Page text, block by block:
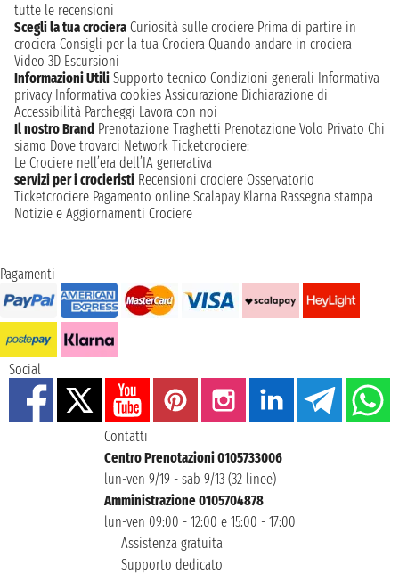
tutte le recensioni
Scegli la tua crociera Curiosità sulle crociere Prima di partire in
crociera Consigli per la tua Crociera Quando andare in crociera
Video 3D Escursioni
Informazioni Utili Supporto tecnico Condizioni generali Informativa
privacy Informativa cookies Assicurazione Dichiarazione di
Accessibilità Parcheggi Lavora con noi
Il nostro Brand Prenotazione Traghetti Prenotazione Volo Privato Chi
siamo Dove trovarci Network Ticketcrociere:
Le Crociere nell’era dell’IA generativa
servizi per i crocieristi Recensioni crociere Osservatorio
Ticketcrociere Pagamento online Scalapay Klarna Rassegna stampa
Notizie e Aggiornamenti Crociere
Pagamenti
Social
Contatti
Centro Prenotazioni 0105733006
lun-ven 9/19 - sab 9/13 (32 linee)
Amministrazione 0105704878
lun-ven 09:00 - 12:00 e 15:00 - 17:00
Assistenza gratuita
Supporto dedicato